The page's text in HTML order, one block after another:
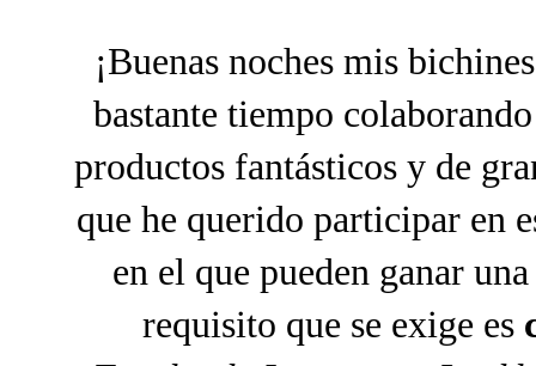
¡Buenas noches mis
bastante tiempo
productos fantásticos y de
que he querido participar en
en el que pueden ganar
requisito que se exige es